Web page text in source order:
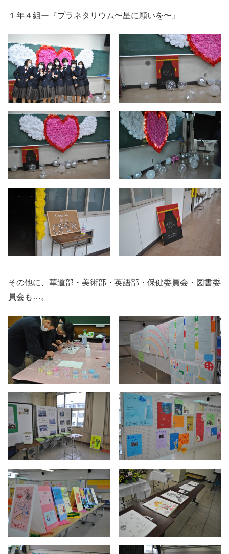
１年４組ー『プラネタリウム〜星に願いを〜』
その他に、華道部・美術部・英語部・保健委員会・図書委
員会も…。